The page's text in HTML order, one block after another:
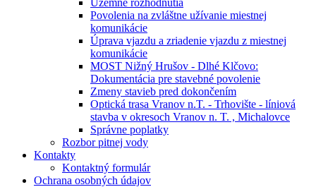
Územné rozhodnutia
Povolenia na zvláštne užívanie miestnej
komunikácie
Úprava vjazdu a zriadenie vjazdu z miestnej
komunikácie
MOST Nižný Hrušov - Dlhé Klčovo:
Dokumentácia pre stavebné povolenie
Zmeny stavieb pred dokončením
Optická trasa Vranov n.T. - Trhovište - líniová
stavba v okresoch Vranov n. T. , Michalovce
Správne poplatky
Rozbor pitnej vody
Kontakty
Kontaktný formulár
Ochrana osobných údajov